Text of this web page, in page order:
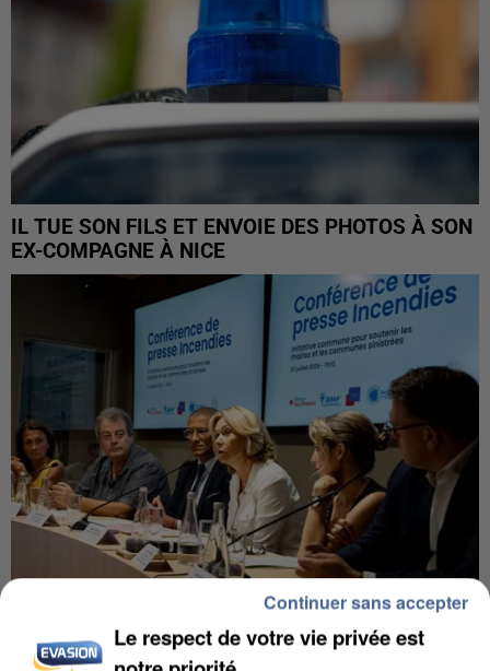
IL TUE SON FILS ET ENVOIE DES PHOTOS À SON
EX-COMPAGNE À NICE
INCENDIES : L’ÎLE-DE-FRANCE LANCE UN ÉLAN
Le respect de votre vie privée est
Continuer sans accepter